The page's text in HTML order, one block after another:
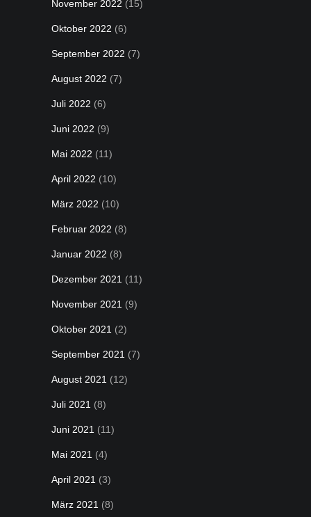
November 2022 (15)
Oktober 2022 (6)
September 2022 (7)
August 2022 (7)
Juli 2022 (6)
Juni 2022 (9)
Mai 2022 (11)
April 2022 (10)
März 2022 (10)
Februar 2022 (8)
Januar 2022 (8)
Dezember 2021 (11)
November 2021 (9)
Oktober 2021 (2)
September 2021 (7)
August 2021 (12)
Juli 2021 (8)
Juni 2021 (11)
Mai 2021 (4)
April 2021 (3)
März 2021 (8)